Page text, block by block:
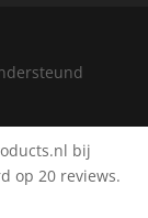
bij
op 20 reviews.